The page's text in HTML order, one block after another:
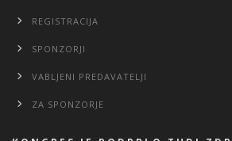
REGISTRACIJA
SPONZORJI
VABLJENI PREDAVATELJI
ZA SPONZORJE